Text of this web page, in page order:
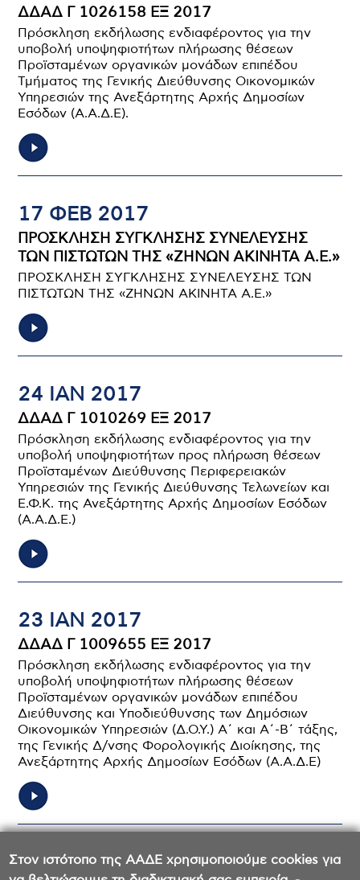
Στον ιστότοπο της ΑΑΔΕ χρησιμοποιούμε cookies για
ΔΔΑΔ Γ 1026158 ΕΞ 2017
Πρόσκληση εκδήλωσης ενδιαφέροντος για την
υποβολή υποψηφιοτήτων πλήρωσης θέσεων
Προϊσταμένων οργανικών μονάδων επιπέδου
Τμήματος της Γενικής Διεύθυνσης Οικονομικών
Υπηρεσιών της Ανεξάρτητης Αρχής Δημοσίων
Εσόδων (Α.Α.Δ.Ε).
17 ΦΕΒ 2017
ΠΡΟΣΚΛΗΣΗ ΣΥΓΚΛΗΣΗΣ ΣΥΝΕΛΕΥΣΗΣ
ΤΩΝ ΠΙΣΤΩΤΩΝ ΤΗΣ «ΖΗΝΩΝ ΑΚΙΝΗΤΑ Α.Ε.»
ΠΡΟΣΚΛΗΣΗ ΣΥΓΚΛΗΣΗΣ ΣΥΝΕΛΕΥΣΗΣ ΤΩΝ
ΠΙΣΤΩΤΩΝ ΤΗΣ «ΖΗΝΩΝ ΑΚΙΝΗΤΑ Α.Ε.»
24 ΙΑΝ 2017
ΔΔΑΔ Γ 1010269 ΕΞ 2017
Πρόσκληση εκδήλωσης ενδιαφέροντος για την
υποβολή υποψηφιοτήτων προς πλήρωση θέσεων
Προϊσταμένων Διεύθυνσης Περιφερειακών
Υπηρεσιών της Γενικής Διεύθυνσης Τελωνείων και
Ε.Φ.Κ. της Ανεξάρτητης Αρχής Δημοσίων Εσόδων
(Α.Α.Δ.Ε.)
23 ΙΑΝ 2017
ΔΔΑΔ Γ 1009655 ΕΞ 2017
Πρόσκληση εκδήλωσης ενδιαφέροντος για την
υποβολή υποψηφιοτήτων πλήρωσης θέσεων
Προϊσταμένων οργανικών μονάδων επιπέδου
Διεύθυνσης και Υποδιεύθυνσης των Δημόσιων
Οικονομικών Υπηρεσιών (Δ.Ο.Υ.) Α΄ και Α΄-Β΄ τάξης,
της Γενικής Δ/νσης Φορολογικής Διοίκησης, της
Ανεξάρτητης Αρχής Δημοσίων Εσόδων (Α.Α.Δ.Ε)
Σελιδοποίηση
Σελίδα
101 Σελίδα
103 Σελίδα
105